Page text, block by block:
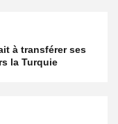
à transférer ses
la Turquie